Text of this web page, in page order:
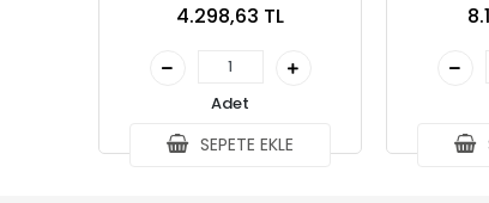
4.298,63 TL
Adet
SEPETE EKLE